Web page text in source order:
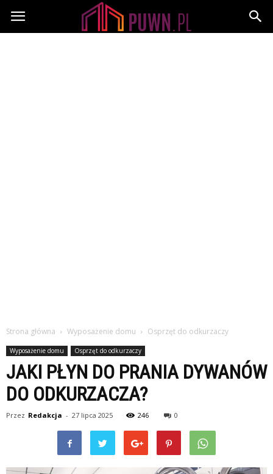
PUWN.pl
Strona główna Wyposażenie domu Osprzęt do odkurzaczy
Wyposażenie domu Osprzęt do odkurzaczy
JAKI PŁYN DO PRANIA DYWANÓW
DO ODKURZACZA?
Przez Redakcja - 27 lipca 2025 246 0